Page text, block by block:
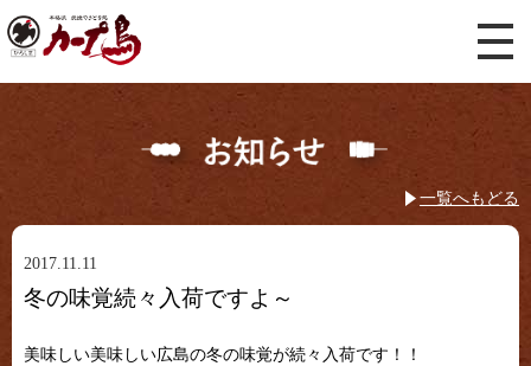
一覧へもどる
2017.11.11
冬の味覚続々入荷ですよ～
美味しい美味しい広島の冬の味覚が続々入荷です！！